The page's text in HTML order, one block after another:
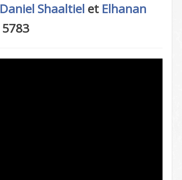
Daniel Shaaltiel et Elhanan
5783